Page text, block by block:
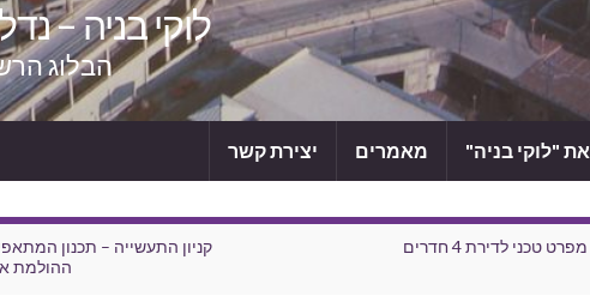
לוקי בניה –
הבלוג
"לוקי בניה" מאמרים יצירת קשר
טכני לדירת 4 חדרים
קניון התעשייה – תכנון
ההולמת את